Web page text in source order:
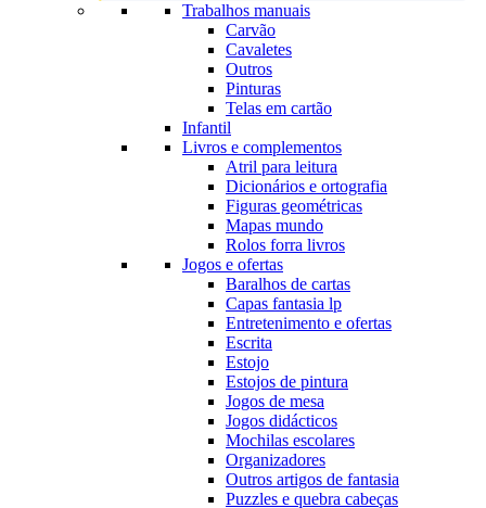
Trabalhos manuais
Carvão
Cavaletes
Outros
Pinturas
Telas em cartão
Infantil
Livros e complementos
Atril para leitura
Dicionários e ortografia
Figuras geométricas
Mapas mundo
Rolos forra livros
Jogos e ofertas
Baralhos de cartas
Capas fantasia lp
Entretenimento e ofertas
Escrita
Estojo
Estojos de pintura
Jogos de mesa
Jogos didácticos
Mochilas escolares
Organizadores
Outros artigos de fantasia
Puzzles e quebra cabeças